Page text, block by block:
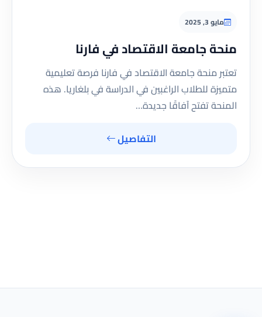
مايو 3, 2025
منحة جامعة الاقتصاد في فارنا
تعتبر منحة جامعة الاقتصاد في فارنا فرصة تعليمية
متميزة للطلاب الراغبين في الدراسة في بلغاريا. هذه
المنحة تفتح آفاقًا جديدة…
التفاصيل